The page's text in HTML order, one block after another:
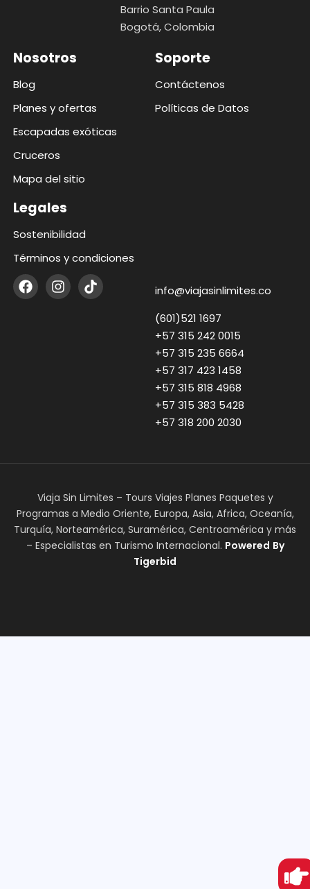
Barrio Santa Paula
Bogotá, Colombia
Nosotros
Blog
Planes y ofertas
Escapadas exóticas
Cruceros
Mapa del sitio
Soporte
Contáctenos
Políticas de Datos
Legales
Sostenibilidad
Términos y condiciones
info@viajasinlimites.co
(601)521 1697
+57 315 242 0015
+57 315 235 6664
+57 317 423 1458
+57 315 818 4968
+57 315 383 5428
+57 318 200 2030
Viaja Sin Limites – Tours Viajes Planes Paquetes y
Programas a Medio Oriente, Europa, Asia, Africa, Oceanía,
Turquía, Norteamérica, Suramérica, Centroamérica y más
– Especialistas en Turismo Internacional. Powered By
Tigerbid